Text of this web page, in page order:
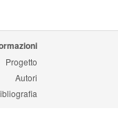
Progetto
Autori